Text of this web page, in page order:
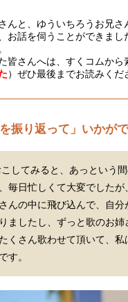
んと、ゆういちろうお兄
お話を伺うことができま
皆さんへは、すくコムか
）ぜひ最後までお読みくだ
振り返って」いかが
してみると、あっという
毎日忙しくて大変でした
んの中に飛び込んで、自
ましたし、ずっと歌のお
くさん歌わせて頂いて、
す。